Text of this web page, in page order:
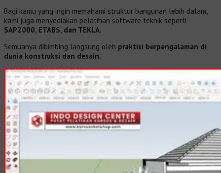
Bagi kamu yang ingin memahami struktur bangunan lebih dalam,
kami juga menyediakan pelatihan software teknik seperti
SAP2000, ETABS, dan TEKLA.
Semuanya dibimbing langsung oleh praktisi berpengalaman di
dunia konstruksi dan desain.